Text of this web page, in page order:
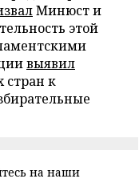
Минюст и
этой
выявил
стран к
на наши